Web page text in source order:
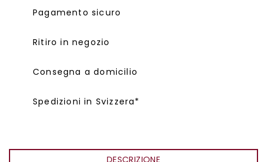
Pagamento sicuro
Ritiro in negozio
Consegna a domicilio
Spedizioni in Svizzera*
DESCRIZIONE